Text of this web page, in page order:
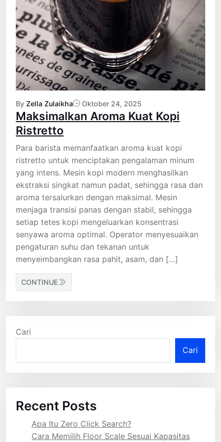
By Zella Zulaikha Oktober 24, 2025
Maksimalkan Aroma Kuat Kopi
Ristretto
Para barista memanfaatkan aroma kuat kopi
ristretto untuk menciptakan pengalaman minum
yang intens. Mesin kopi modern menghasilkan
ekstraksi singkat namun padat, sehingga rasa dan
aroma tersalurkan dengan maksimal. Mesin
menjaga transisi panas dengan stabil, sehingga
setiap tetes kopi mengeluarkan konsentrasi
senyawa aroma optimal. Operator menyesuaikan
pengaturan suhu dan tekanan untuk
menyeimbangkan rasa pahit, asam, dan […]
CONTINUE
Cari
Cari
Recent Posts
Apa Itu Zero Click Search?
Cara Memilih Floor Scale Sesuai Kapasitas